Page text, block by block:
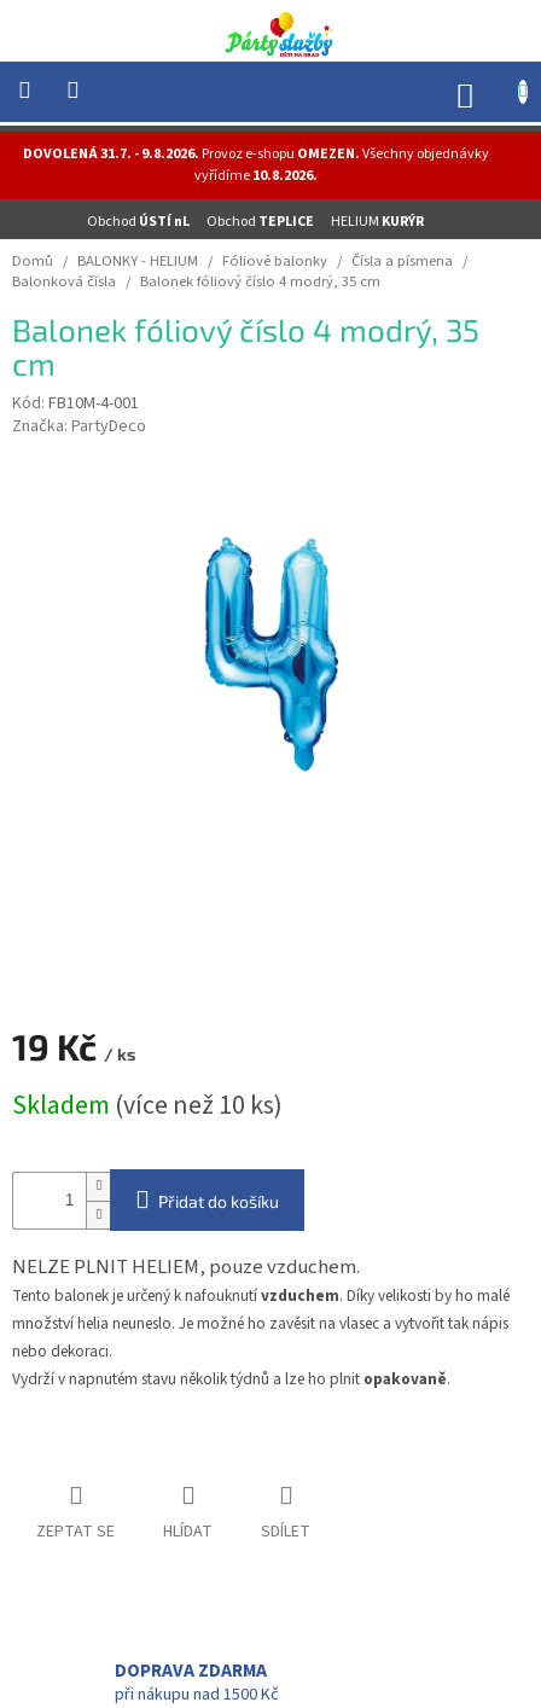
obsah
DOVOLENÁ 31.7. - 9.8.2026.Provoz e-shopu OMEZEN.Všechny objednávky
vyřídíme10.8.2026.
Obchod ÚSTÍ nL Obchod TEPLICE HELIUM KURÝR
NOVINKY
HELIUM
-
OSLAVY
MASKY
-
KOSTÝMY
Domů / BALONKY - HELIUM / Fóliové balonky / Čísla a písmena /
Balonková čísla / Balonek fóliový číslo 4 modrý, 35 cm
Balonek fóliový číslo 4 modrý, 35
cm
Kód: FB10M-4-001
Značka: PartyDeco
19 Kč / ks
cena:
Skladem (více než 10 ks)
Přidat do košíku
NELZE PLNIT HELIEM, pouze vzduchem.
Tento balonek je určený k nafouknutívzduchem. Díky velikosti by ho malé
množství helia neuneslo. Je možné ho zavěsit na vlasec a vytvořit tak nápis
nebo dekoraci.
Vydrží v napnutém stavu několik týdnů a lze ho plnit opakovaně.
ZEPTAT SE HLÍDAT SDÍLET
DOPRAVA ZDARMA
při nákupu nad 1500 Kč